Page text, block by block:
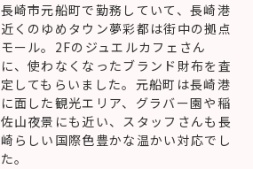
長崎市元船町で勤務していて、長崎港
近くのゆめタウン夢彩都は街中の拠点
モール。2Fのジュエルカフェさん
に、使わなくなったブランド財布を査
定してもらいました。元船町は長崎港
に面した観光エリア、グラバー園や稲
佐山夜景にも近い、スタッフさんも長
崎らしい国際色豊かな温かい対応でし
た。